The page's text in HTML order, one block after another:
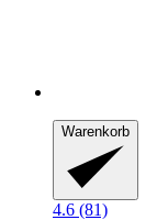
Warenkorb
4.6 (81)